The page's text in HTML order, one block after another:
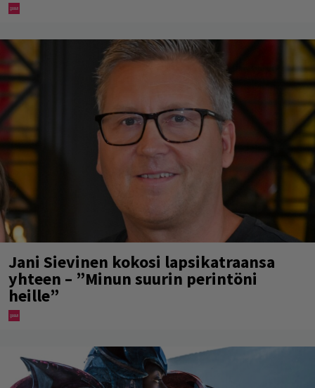
Jani Sievinen kokosi lapsikatraansa
yhteen – ”Minun suurin perintöni
heille”